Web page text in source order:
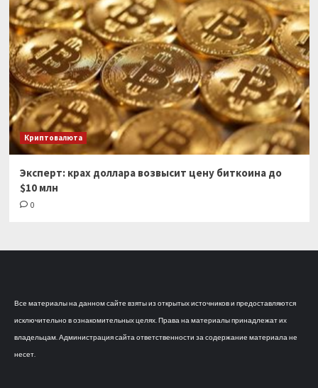
Криптовалюта
Эксперт: крах доллара возвысит цену биткоина до
$10 млн
0
Все материалы на данном сайте взяты из открытых источников и предоставляются
исключительно в ознакомительных целях. Права на материалы принадлежат их
владельцам. Администрация сайта ответственности за содержание материала не
несет.